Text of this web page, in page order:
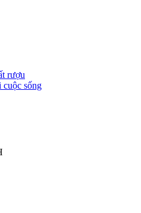
rượu
cuộc sống